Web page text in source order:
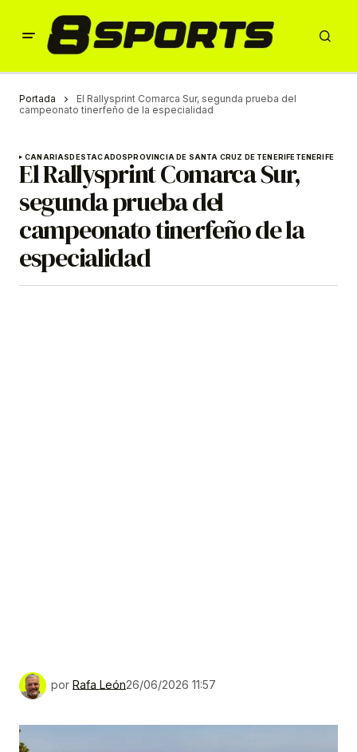
Portada
El Rallysprint Comarca Sur, segunda prueba del
campeonato tinerfeño de la especialidad
CANARIASDESTACADOSPROVINCIA DE SANTA CRUZ DE TENERIFETENERIFE
El Rallysprint Comarca Sur,
segunda prueba del
campeonato tinerfeño de la
especialidad
por Rafa León26/06/2026 11:57